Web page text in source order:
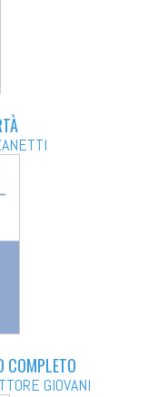
COMPLETO
GIOVANI